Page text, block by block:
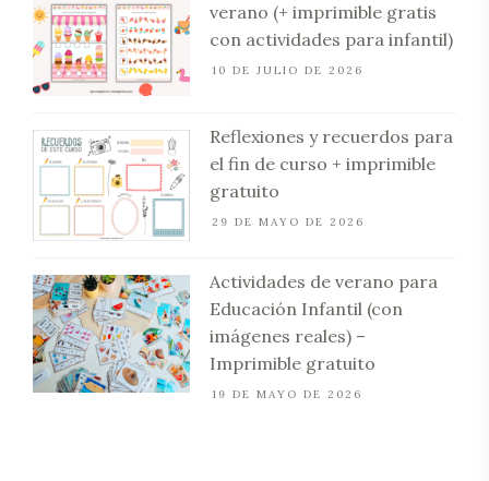
verano (+ imprimible gratis
con actividades para infantil)
10 DE JULIO DE 2026
Reflexiones y recuerdos para
el fin de curso + imprimible
gratuito
29 DE MAYO DE 2026
Actividades de verano para
Educación Infantil (con
imágenes reales) –
Imprimible gratuito
19 DE MAYO DE 2026